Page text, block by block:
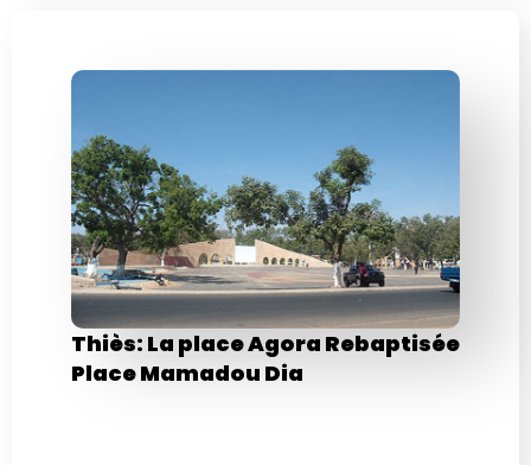
Thiès: La place Agora Rebaptisée
Place Mamadou Dia